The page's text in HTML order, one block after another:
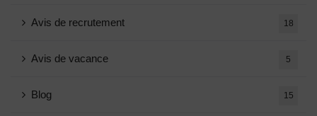
Avis de recrutement 18
Avis de vacance 5
Blog 15